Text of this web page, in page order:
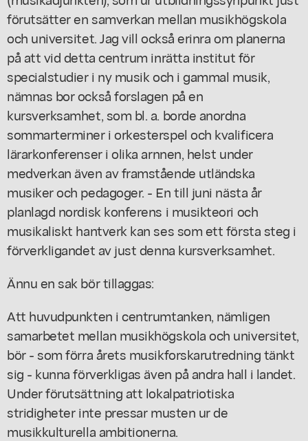
förutsätter en samverkan mellan musikhögskola
och universitet. Jag vill också erinra om planerna
på att vid detta centrum inrätta institut för
specialstudier i ny musik och i gammal musik,
nämnas bor också forslagen på en
kursverksamhet, som bl. a. borde anordna
sommarterminer i orkesterspel och kvalificera
lärarkonferenser i olika arnnen, helst under
medverkan även av framstående utländska
musiker och pedagoger. - En till juni nästa år
planlagd nordisk konferens i musikteori och
musikaliskt hantverk kan ses som ett första steg i
förverkligandet av just denna kursverksamhet.
Ännu en sak bör tillaggas:
Att huvudpunkten i centrumtanken, nämligen
samarbetet mellan musikhögskola och universitet,
bör - som förra årets musikforskarutredning tänkt
sig - kunna förverkligas även på andra hall i landet.
Under förutsättning att lokalpatriotiska
stridigheter inte pressar musten ur de
musikkulturella ambitionerna.